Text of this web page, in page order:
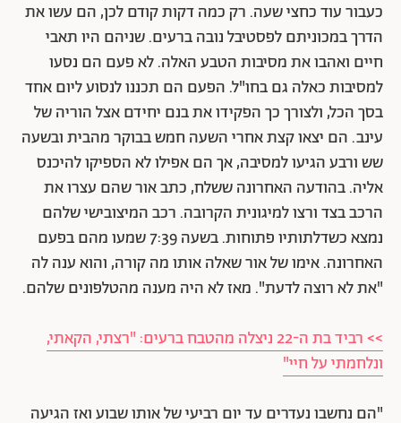
כעבור עוד כחצי שעה. רק כמה דקות קודם לכן, הם עשו את
הדרך במכוניתם לפסטיבל נובה ברעים. שניהם היו תאבי
חיים ואהבו את מסיבות הטבע האלה. לא פעם הם נסעו
למסיבות כאלה גם בחו"ל. הפעם הם תכננו לנסוע ליום אחד
בסך הכל, ולצורך כך הפקידו את בנם יחידם אצל הוריה של
עינב. הם יצאו קצת אחרי השעה חמש בבוקר מהבית ובשעה
שש ורבע הגיעו למסיבה, אך הם אפילו לא הספיקו להיכנס
אליה. בהודעה האחרונה ששלח, כתב אור שהם עצרו את
הרכב בצד ורצו למיגונית הקרובה. רכב המיצובישי שלהם
נמצא כשדלתותיו פתוחות. בשעה 7:39 שמעו מהם בפעם
האחרונה. אימו של אור שאלה אותו מה קורה, והוא ענה לה
"את לא רוצה לדעת". מאז לא היה מענה מהטלפונים שלהם.
>> רביד בת ה-22 ניצלה מהטבח ברעים: "רצתי, הקאתי,
ונלחמתי על חיי"
"הם נחשבו נעדרים עד יום רביעי של אותו שבוע ואז הגיעה